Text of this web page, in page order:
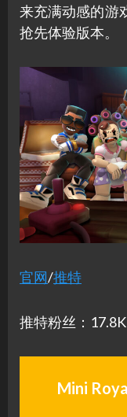
来充满动感的游
抢先体验版本。
官网/推特
推特粉丝：17.8K
Mini